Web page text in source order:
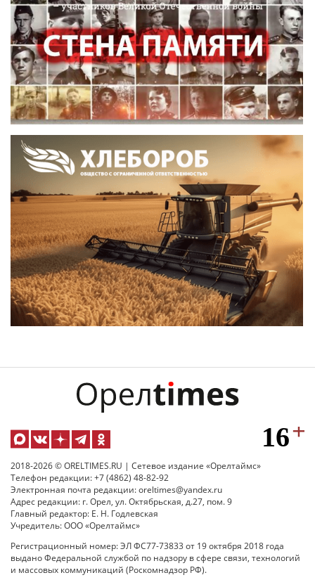
2018-2026 © ORELTIMES.RU | Сетевое издание «Орелтаймс»
Телефон редакции: +7 (4862) 48-82-92
Электронная почта редакции: oreltimes@yandex.ru
Адрес редакции: г. Орел, ул. Октябрьская, д.27, пом. 9
Главный редактор: Е. Н. Годлевская
Учредитель: ООО «Орелтаймс»
Регистрационный номер: ЭЛ ФС77-73833 от 19 октября 2018 года
выдано Федеральной службой по надзору в сфере связи, технологий
и массовых коммуникаций (Роскомнадзор РФ).